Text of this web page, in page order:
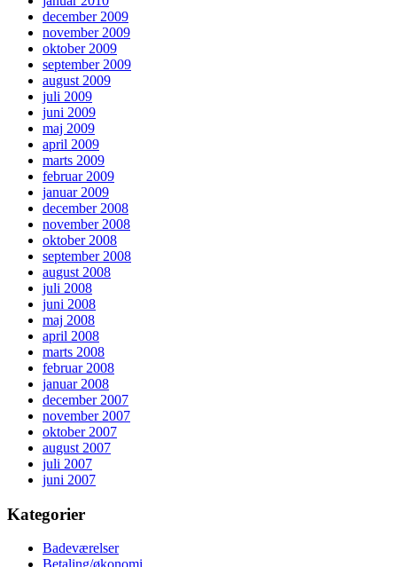
december 2009
november 2009
oktober 2009
september 2009
august 2009
juli 2009
juni 2009
maj 2009
april 2009
marts 2009
februar 2009
januar 2009
december 2008
november 2008
oktober 2008
september 2008
august 2008
juli 2008
juni 2008
maj 2008
april 2008
marts 2008
februar 2008
januar 2008
december 2007
november 2007
oktober 2007
august 2007
juli 2007
juni 2007
Kategorier
Badeværelser